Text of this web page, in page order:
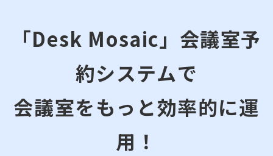
「Desk Mosaic」会議室予
約システムで
会議室をもっと効率的に運
用！